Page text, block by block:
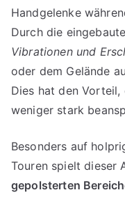
Handgelenke
Durch die
Vibrationen und
oder dem Gelände
Dies hat den Vorteil,
weniger stark
Besonders auf
Touren spielt dieser
gepolsterten